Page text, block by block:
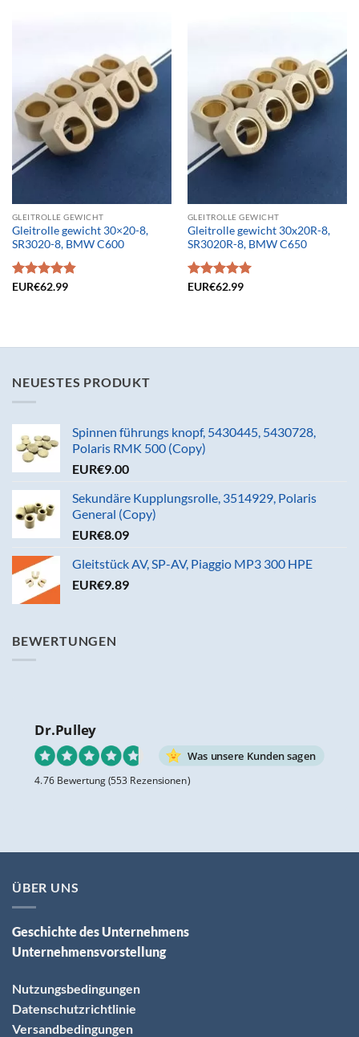
GLEITROLLE GEWICHT
Gleitrolle gewicht 30×20-8,
SR3020-8, BMW C600
Bewertet
EUR€62.99
GLEITROLLE GEWICHT
Gleitrolle gewicht 30x20R-8,
SR3020R-8, BMW C650
Bewertet
EUR€62.99
NEUESTES PRODUKT
Spinnen führungs knopf, 5430445, 5430728,
Polaris RMK 500 (Copy)
EUR€9.00
Sekundäre Kupplungsrolle, 3514929, Polaris
General (Copy)
EUR€8.09
Gleitstück AV, SP-AV, Piaggio MP3 300 HPE
EUR€9.89
BEWERTUNGEN
Dr.Pulley
Was unsere Kunden sagen
4.76 Bewertung (553 Rezensionen)
ÜBER UNS
Geschichte des Unternehmens
Unternehmensvorstellung
Nutzungsbedingungen
Datenschutzrichtlinie
Versandbedingungen